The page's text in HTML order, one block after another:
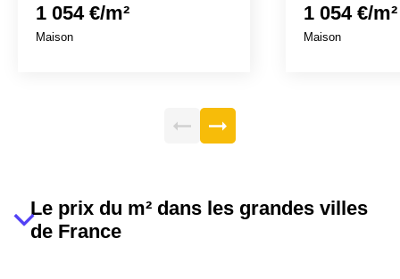
1 054 €/m²
Maison
1 054 €/m²
Maison
Le prix du m² dans les grandes villes
de France